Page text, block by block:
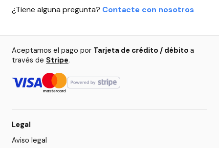
¿Tiene alguna pregunta? Contacte con nosotros
Aceptamos el pago por Tarjeta de crédito / débito a
través de Stripe.
Legal
Aviso legal